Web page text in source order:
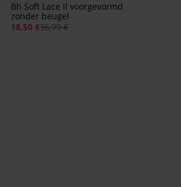
Bh Soft Lace II voorgevormd
zonder beugel
18,50 €36,99 €